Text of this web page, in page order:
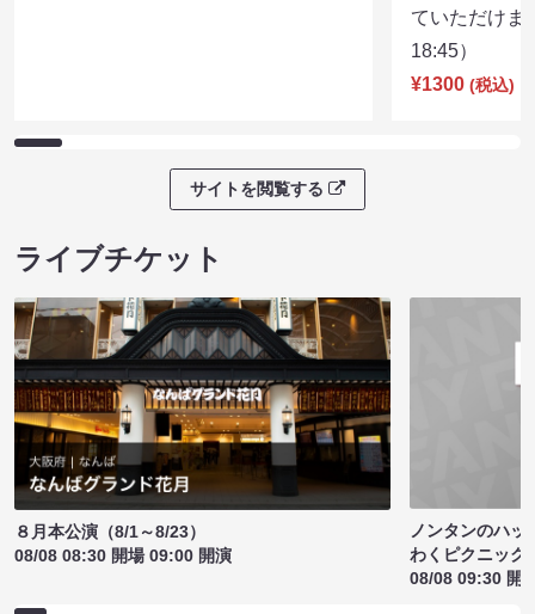
ていただけ
18:45）
¥1300 (税込)
サイトを閲覧する
ライブチケット
８月本公演（8/1～8/23）
08/08 08:30 開場 09:00 開演
ノンタンのハッ
わくピクニック
08/08 09:30 開